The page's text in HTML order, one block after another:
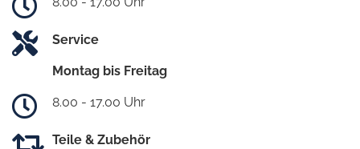
Service
Montag bis Freitag
8.00 - 17.00 Uhr
Teile & Zubehör